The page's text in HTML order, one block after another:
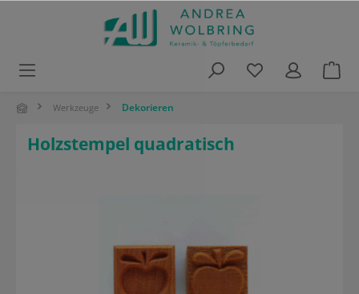
Werkzeuge Dekorieren
Holzstempel quadratisch